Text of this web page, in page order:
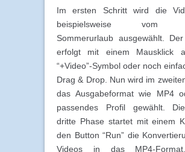
Im ersten Schritt wird die
beispielsweise vom
Sommerurlaub ausgewählt.
erfolgt mit einem Mausklick
“+Video”-Symbol oder noch
Drag & Drop. Nun wird im
das Ausgabeformat wie MP4
passendes Profil gewählt.
dritte Phase startet mit einem
den Button “Run” die
Videos in das MP4-